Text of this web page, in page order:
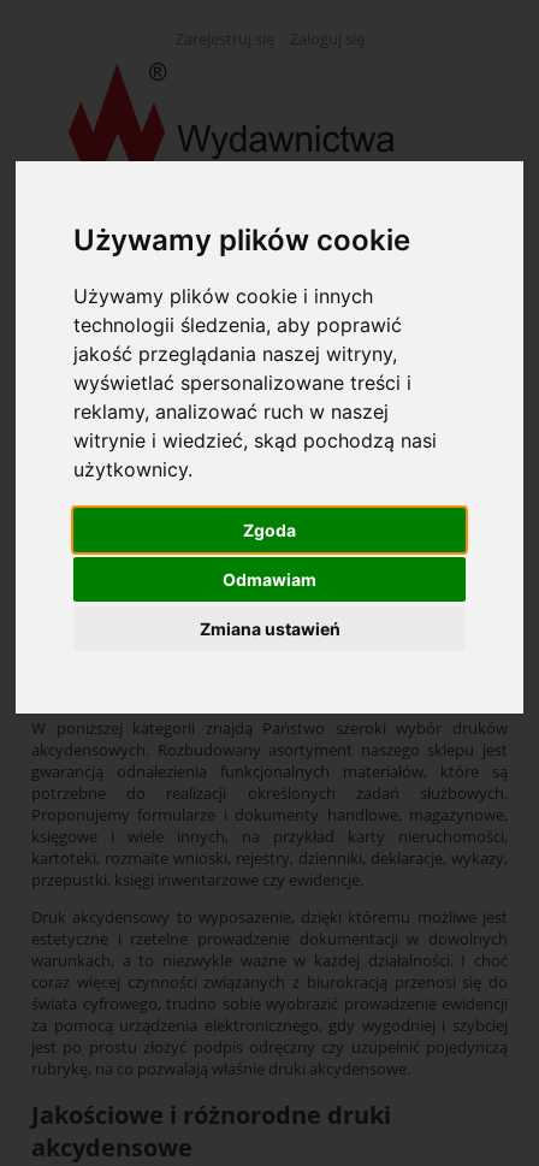
Używamy plików cookie
Używamy plików cookie i innych
technologii śledzenia, aby poprawić
jakość przeglądania naszej witryny,
wyświetlać spersonalizowane treści i
reklamy, analizować ruch w naszej
witrynie i wiedzieć, skąd pochodzą nasi
użytkownicy.
Zgoda
Odmawiam
Zmiana ustawień
Opcje przeglądania
Kategorie: (wybierz)
Producent: (wybierz)
Cena: (wybierz)
W poniższej kategorii znajdą Państwo szeroki wybór druków
akcydensowych. Rozbudowany asortyment naszego sklepu jest
gwarancją odnalezienia funkcjonalnych materiałów, które są
potrzebne do realizacji określonych zadań służbowych.
Proponujemy formularze i dokumenty handlowe, magazynowe,
księgowe i wiele innych, na przykład karty nieruchomości,
kartoteki, rozmaite wnioski, rejestry, dzienniki, deklaracje, wykazy,
przepustki, księgi inwentarzowe czy ewidencje.
Druk akcydensowy to wyposażenie, dzięki któremu możliwe jest
estetyczne i rzetelne prowadzenie dokumentacji w dowolnych
warunkach, a to niezwykle ważne w każdej działalności. I choć
coraz więcej czynności związanych z biurokracją przenosi się do
świata cyfrowego, trudno sobie wyobrazić prowadzenie ewidencji
za pomocą urządzenia elektronicznego, gdy wygodniej i szybciej
jest po prostu złożyć podpis odręczny czy uzupełnić pojedynczą
rubrykę, na co pozwalają właśnie druki akcydensowe.
Jakościowe i różnorodne druki
akcydensowe